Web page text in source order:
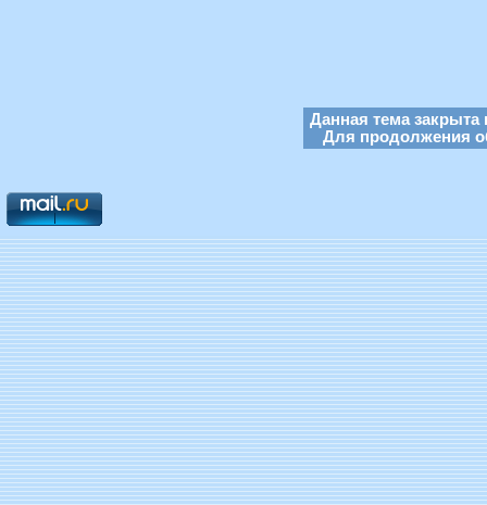
Данная тема закрыта
Для продолжения